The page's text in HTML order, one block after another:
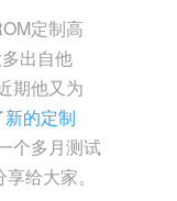
定制高
出自他
期他又为
新的定制
个多月测试
给大家。